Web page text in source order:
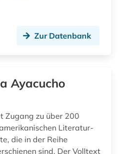
Zur Datenbank
Ayacucho
Zugang zu über 200
Literatur-
die in der Reihe
sind. Der Volltext